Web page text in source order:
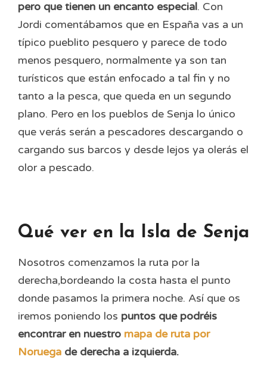
pero que tienen un encanto especial. Con
Jordi comentábamos que en España vas a un
típico pueblito pesquero y parece de todo
menos pesquero, normalmente ya son tan
turísticos que están enfocado a tal fin y no
tanto a la pesca, que queda en un segundo
plano. Pero en los pueblos de Senja lo único
que verás serán a pescadores descargando o
cargando sus barcos y desde lejos ya olerás el
olor a pescado.
Qué ver en la Isla de Senja
Nosotros comenzamos la ruta por la
derecha,bordeando la costa hasta el punto
donde pasamos la primera noche. Así que os
iremos poniendo los puntos que podréis
encontrar en nuestro mapa de ruta por
Noruega de derecha a izquierda.